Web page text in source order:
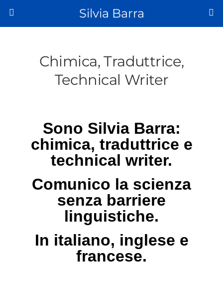
Silvia Barra
Chimica, Traduttrice,
Technical Writer
Sono Silvia Barra:
chimica, traduttrice e
technical writer.
Comunico la scienza
senza barriere
linguistiche.
In italiano, inglese e
francese.